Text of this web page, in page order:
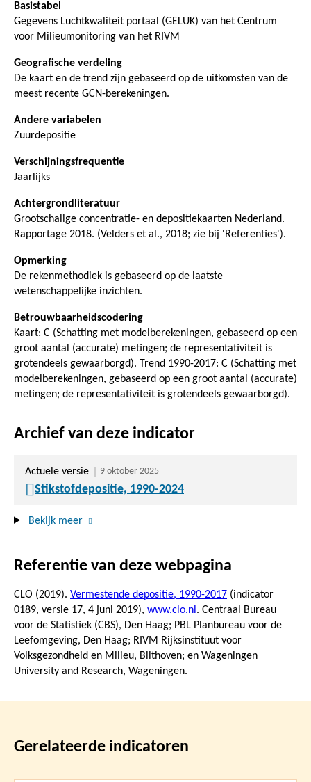
Basistabel
Gegevens Luchtkwaliteit portaal (GELUK) van het Centrum
voor Milieumonitoring van het RIVM
Geografische verdeling
De kaart en de trend zijn gebaseerd op de uitkomsten van de
meest recente GCN-berekeningen.
Andere variabelen
Zuurdepositie
Verschijningsfrequentie
Jaarlijks
Achtergrondliteratuur
Grootschalige concentratie- en depositiekaarten Nederland.
Rapportage 2018. (Velders et al., 2018; zie bij 'Referenties').
Opmerking
De rekenmethodiek is gebaseerd op de laatste
wetenschappelijke inzichten.
Betrouwbaarheidscodering
Kaart: C (Schatting met modelberekeningen, gebaseerd op een
groot aantal (accurate) metingen; de representativiteit is
grotendeels gewaarborgd). Trend 1990-2017: C (Schatting met
modelberekeningen, gebaseerd op een groot aantal (accurate)
metingen; de representativiteit is grotendeels gewaarborgd).
Archief van deze indicator
Actuele versie 9 oktober 2025
Stikstofdepositie, 1990-2024
Bekijk meer
Referentie van deze webpagina
CLO (2019). Vermestende depositie, 1990-2017 (indicator
0189, versie 17, 4 juni 2019), www.clo.nl . Centraal Bureau
voor de Statistiek (CBS), Den Haag; PBL Planbureau voor de
Leefomgeving, Den Haag; RIVM Rijksinstituut voor
Volksgezondheid en Milieu, Bilthoven; en Wageningen
University and Research, Wageningen.
Gerelateerde indicatoren